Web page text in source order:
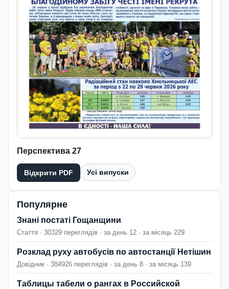
Перспектива 27
Відкрити PDF Усі випуски
Популярне
Знані постаті Гощанщини
Стаття · 30329 переглядів · за день 12 · за місяць 229
Розклад руху автобусів по автостанції Нетішин
Довідник · 384926 переглядів · за день 8 · за місяць 139
Таблицы табели о рангах в Российской